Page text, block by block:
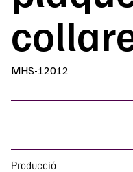
MHS-12012
Producció